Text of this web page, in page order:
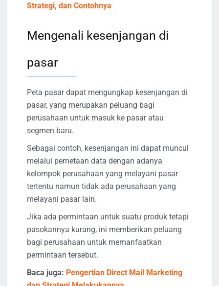
Strategi, dan Contohnya
Mengenali kesenjangan di
pasar
Peta pasar dapat mengungkap kesenjangan di
pasar, yang merupakan peluang bagi
perusahaan untuk masuk ke pasar atau
segmen baru.
Sebagai contoh, kesenjangan ini dapat muncul
melalui pemetaan data dengan adanya
kelompok perusahaan yang melayani pasar
tertentu namun tidak ada perusahaan yang
melayani pasar lain.
Jika ada permintaan untuk suatu produk tetapi
pasokannya kurang, ini memberikan peluang
bagi perusahaan untuk memanfaatkan
permintaan tersebut.
Baca juga: Pengertian Direct Mail Marketing